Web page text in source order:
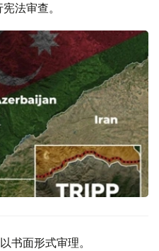
法审查。
书面形式审理。